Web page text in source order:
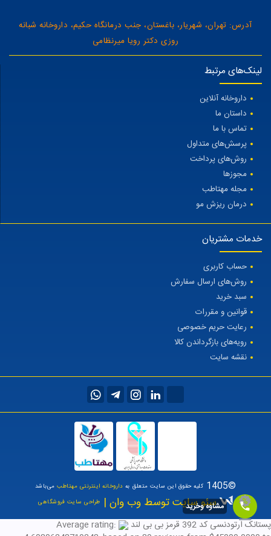
آدرس: تهران، شهریار، باغستان، جنب درمانگاه حکیم، داروخانه شبانه
روزی دکتر رویا میرنظامی
لینک‌های مرتبط
داروخانه آنلاین
داستان ما
تماس با ما
پرسش‌های متداول
روش‌های پرداخت
مجوزها
مجله مهتاطب
درمان ریزش مو
خدمات مشتریان
حساب کاربری
روش‌های ارسال سفارش
سبد خرید
قوانین و مقررات
رعایت حریم خصوصی
رویه‌های بازگرداندن کالا
نقشه سایت
©1405 کلیه حقوق این سایت متعلق به داروخانه اینترنتی مهتاطبمی‌باشد
سئو سایت توسط وب وان | طراحی سایت فروشگاهی
پستانک ارتودنسی کد 392 قرمز بی بی لند
Average rating:
مشاوه وخرید